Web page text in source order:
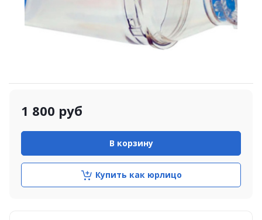
1 800 руб
В корзину
Купить как юрлицо